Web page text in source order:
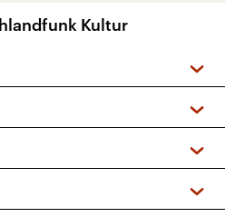
Kultur
+ DAB+)